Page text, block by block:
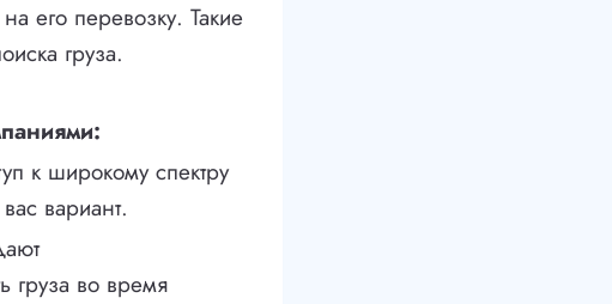
его перевозку. Такие
груза.
к широкому спектру
вариант.
груза во время